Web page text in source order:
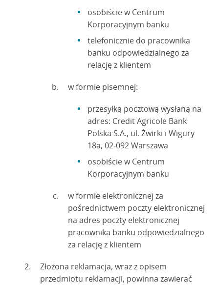
osobiście w Centrum
Korporacyjnym banku
telefonicznie do pracownika
banku odpowiedzialnego za
relację z klientem
w formie pisemnej:
przesyłką pocztową wysłaną na
adres: Credit Agricole Bank
Polska S.A., ul. Żwirki i Wigury
18a, 02-092 Warszawa
osobiście w Centrum
Korporacyjnym banku
w formie elektronicznej za
pośrednictwem poczty elektronicznej
na adres poczty elektronicznej
pracownika banku odpowiedzialnego
za relację z klientem
Złożona reklamacja, wraz z opisem
przedmiotu reklamacji, powinna zawierać